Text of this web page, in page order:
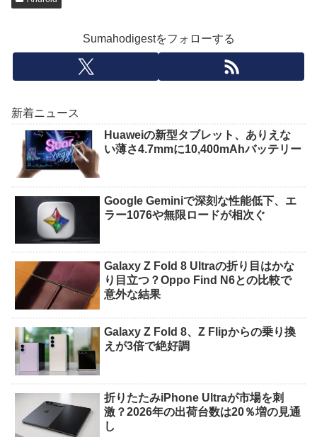
Sumahodigestをフォローする
新着ニュース
Huaweiの新型タブレット、ありえな
い薄さ4.7mmに10,400mAhバッテリー
Google Geminiで深刻な性能低下、エ
ラー1076や無限ロードが相次ぐ
Galaxy Z Fold 8 Ultraの折り目はかな
り目立つ？Oppo Find N6との比較で
意外な結果
Galaxy Z Fold 8、Z Flipからの乗り換
えが3倍で絶好調
折りたたみiPhone Ultraが市場を刺
激？2026年の出荷台数は20％増の見通
し